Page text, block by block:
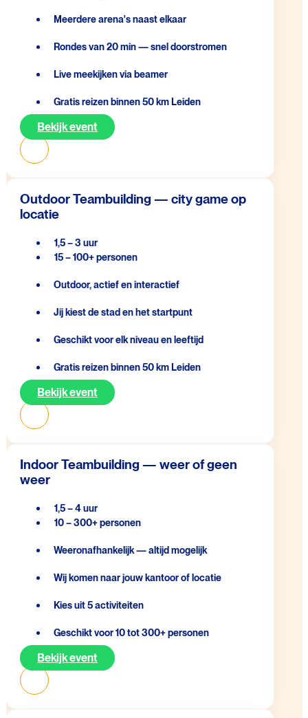
Meerdere arena's naast elkaar
Rondes van 20 min — snel doorstromen
Live meekijken via beamer
Gratis reizen binnen 50 km Leiden
Bekijk event
Outdoor Teambuilding — city game op
locatie
1,5 – 3 uur
15 – 100+ personen
Outdoor, actief en interactief
Jij kiest de stad en het startpunt
Geschikt voor elk niveau en leeftijd
Gratis reizen binnen 50 km Leiden
Bekijk event
Indoor Teambuilding — weer of geen
weer
1,5 – 4 uur
10 – 300+ personen
Weeronafhankelijk — altijd mogelijk
Wij komen naar jouw kantoor of locatie
Kies uit 5 activiteiten
Geschikt voor 10 tot 300+ personen
Bekijk event